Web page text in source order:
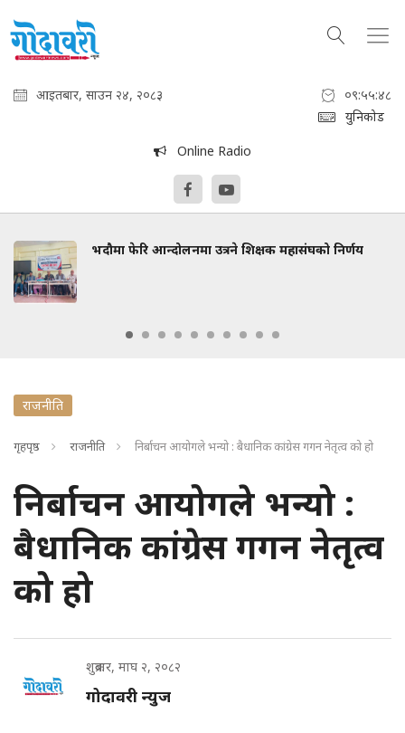
आइतबार, साउन २४, २०८३
०९:५५:४९
युनिकोड
Online Radio
भदौमा फेरि आन्दोलनमा उत्रने शिक्षक महासंघको निर्णय
राजनीति
गृहपृष्ठ राजनीति निर्बाचन आयोगले भन्यो : बैधानिक कांग्रेस गगन नेतृत्व को हो
निर्बाचन आयोगले भन्यो :
बैधानिक कांग्रेस गगन नेतृत्व
को हो
शुक्रबार, माघ २, २०८२
गोदावरी न्युज